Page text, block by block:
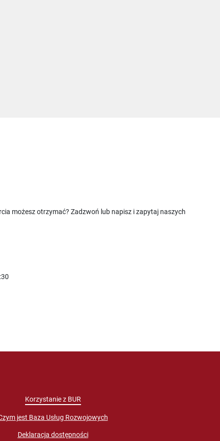
możesz otrzymać? Zadzwoń lub napisz i zapytaj naszych
Korzystanie z BUR
jest Baza Usług Rozwojowych
Deklaracja dostępności